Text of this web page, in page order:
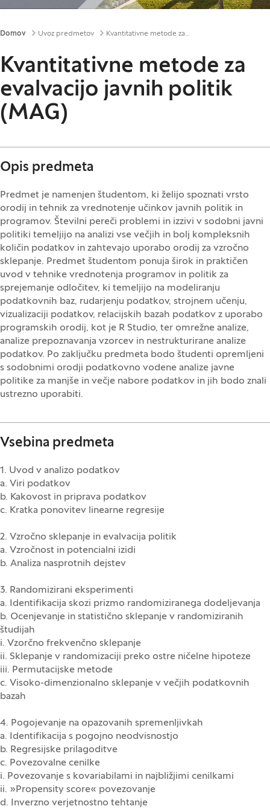
Drobtinice
Domov Uvoz predmetov Kvantitativne metode za evalvacijo javnih politik (MAG)
Kvantitativne metode za
evalvacijo javnih politik
(MAG)
Opis predmeta
Predmet je namenjen študentom, ki želijo spoznati vrsto
orodij in tehnik za vrednotenje učinkov javnih politik in
programov. Številni pereči problemi in izzivi v sodobni javni
politiki temeljijo na analizi vse večjih in bolj kompleksnih
količin podatkov in zahtevajo uporabo orodij za vzročno
sklepanje. Predmet študentom ponuja širok in praktičen
uvod v tehnike vrednotenja programov in politik za
sprejemanje odločitev, ki temeljijo na modeliranju
podatkovnih baz, rudarjenju podatkov, strojnem učenju,
vizualizaciji podatkov, relacijskih bazah podatkov z uporabo
programskih orodij, kot je R Studio, ter omrežne analize,
analize prepoznavanja vzorcev in nestrukturirane analize
podatkov. Po zaključku predmeta bodo študenti opremljeni
s sodobnimi orodji podatkovno vodene analize javne
politike za manjše in večje nabore podatkov in jih bodo znali
ustrezno uporabiti.
Vsebina predmeta
1. Uvod v analizo podatkov
a. Viri podatkov
b. Kakovost in priprava podatkov
c. Kratka ponovitev linearne regresije
2. Vzročno sklepanje in evalvacija politik
a. Vzročnost in potencialni izidi
b. Analiza nasprotnih dejstev
3. Randomizirani eksperimenti
a. Identifikacija skozi prizmo randomiziranega dodeljevanja
b. Ocenjevanje in statistično sklepanje v randomiziranih
študijah
i. Vzorčno frekvenčno sklepanje
ii. Sklepanje v randomizaciji preko ostre ničelne hipoteze
iii. Permutacijske metode
c. Visoko-dimenzionalno sklepanje v večjih podatkovnih
bazah
4. Pogojevanje na opazovanih spremenljivkah
a. Identifikacija s pogojno neodvisnostjo
b. Regresijske prilagoditve
c. Povezovalne cenilke
i. Povezovanje s kovariabilami in najbližjimi cenilkami
ii. »Propensity score« povezovanje
d. Inverzno verjetnostno tehtanje